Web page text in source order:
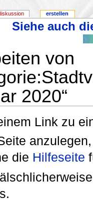
Siehe auch
von
2020“
Link zu
die Hilfeseite
erstellen